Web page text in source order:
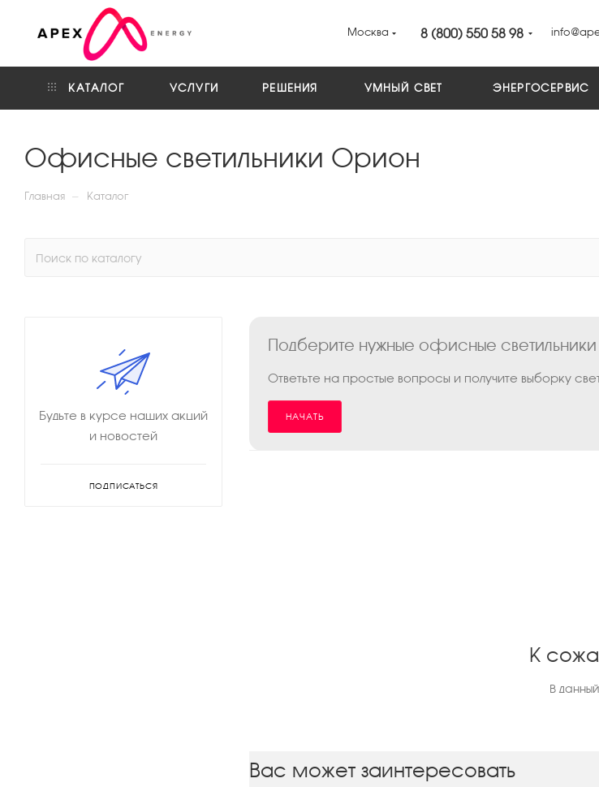
Москва 8 (800) 550 58 98
КАТАЛОГ УСЛУГИ РЕШЕНИЯ УМНЫЙ СВЕТ ЭНЕРГОСЕРВИС
Офисные светильники Орион
Главная — Каталог
Подберите нужные офисные светильники
Ответьте на простые вопросы и получите выборку
НАЧАТЬ
К
В
Вас может заинтересовать
Будьте в курсе наших акций
и новостей
ПОДПИСАТЬСЯ